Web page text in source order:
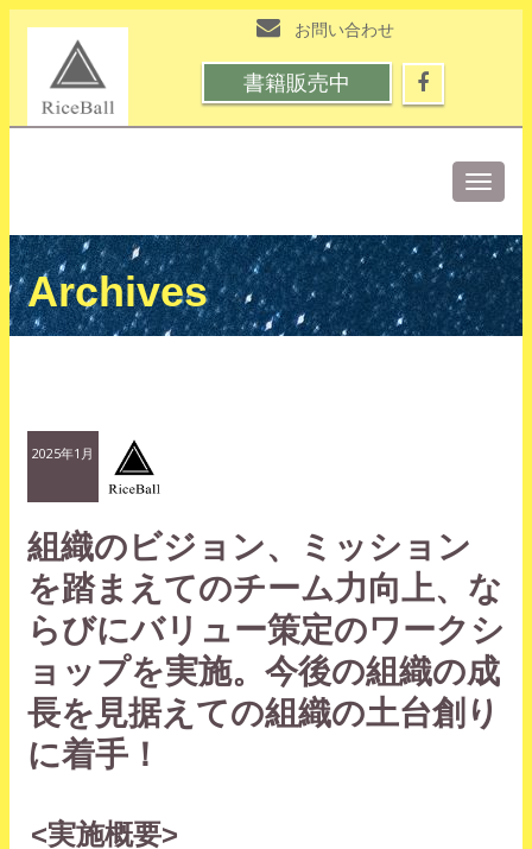
お問い合わせ
書籍販売中
Toggle
Archives
2025年1月
組織のビジョン、ミッション
を踏まえてのチーム力向上、な
らびにバリュー策定のワークシ
ョップを実施。今後の組織の成
長を見据えての組織の土台創り
に着手！
<実施概要>